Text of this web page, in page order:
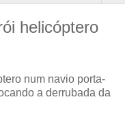
helicóptero
num navio porta-
a derrubada da